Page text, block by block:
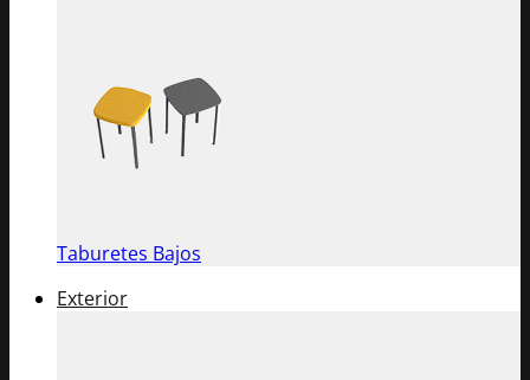
Taburetes Bajos
Exterior